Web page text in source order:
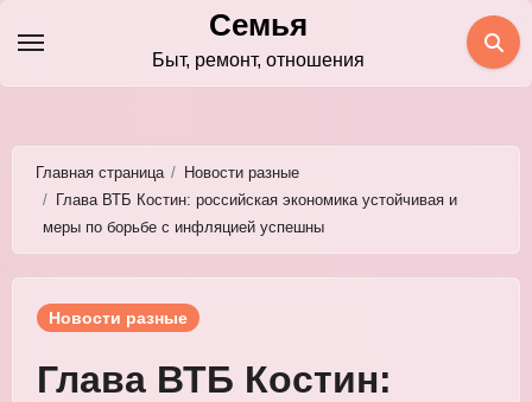
содержимому
Семья
Быт, ремонт, отношения
Главная страница
Новости разные
Глава ВТБ Костин: российская экономика устойчивая и
меры по борьбе с инфляцией успешны
Новости разные
Глава ВТБ Костин: